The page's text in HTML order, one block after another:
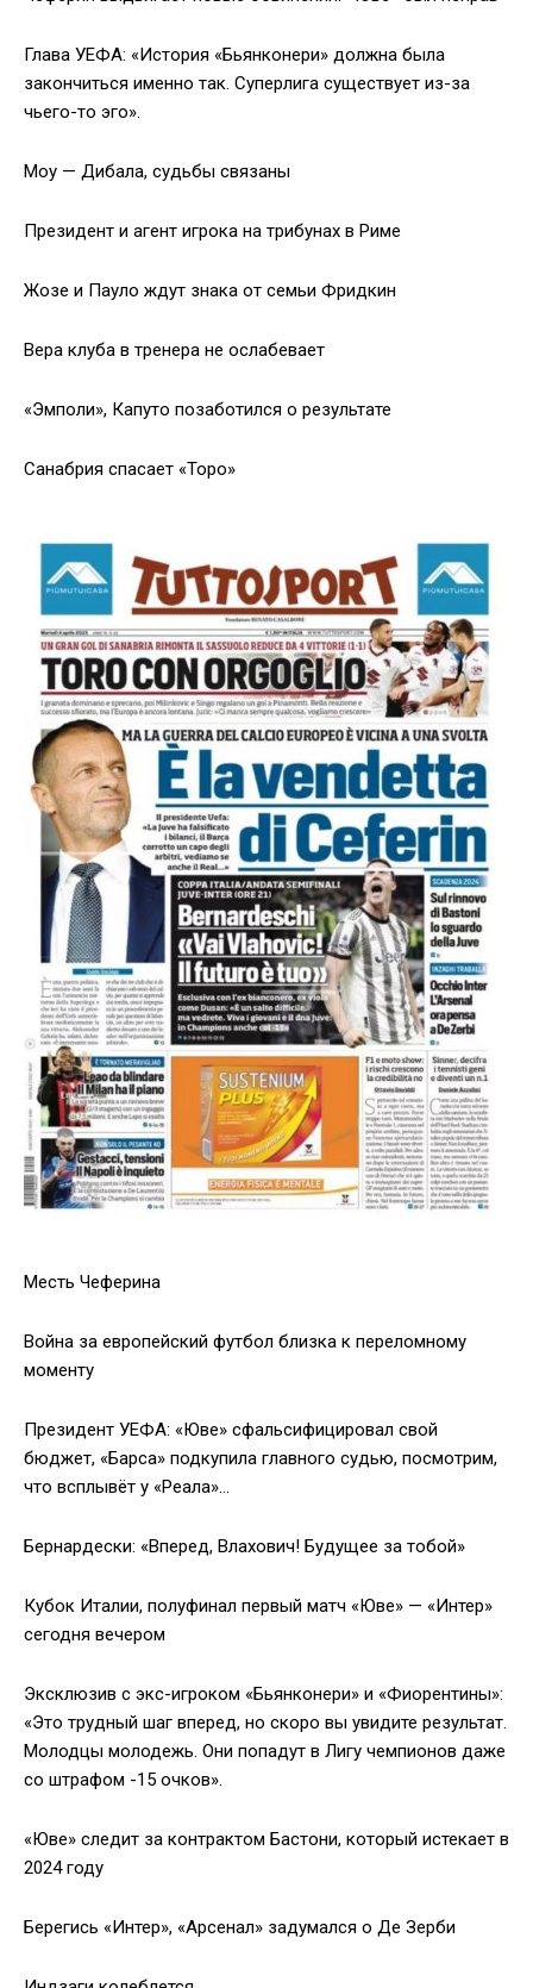
Глава УЕФА: «История «Бьянконери» должна была
закончиться именно так. Суперлига существует из-за
чьего-то эго».
Моу — Дибала, судьбы связаны
Президент и агент игрока на трибунах в Риме
Жозе и Пауло ждут знака от семьи Фридкин
Вера клуба в тренера не ослабевает
«Эмполи», Капуто позаботился о результате
Санабрия спасает «Торо»
Месть Чеферина
Война за европейский футбол близка к переломному
моменту
Президент УЕФА: «Юве» сфальсифицировал свой
бюджет, «Барса» подкупила главного судью, посмотрим,
что всплывёт у «Реала»…
Бернардески: «Вперед, Влахович! Будущее за тобой»
Кубок Италии, полуфинал первый матч «Юве» — «Интер»
сегодня вечером
Эксклюзив с экс-игроком «Бьянконери» и «Фиорентины»:
«Это трудный шаг вперед, но скоро вы увидите результат.
Молодцы молодежь. Они попадут в Лигу чемпионов даже
со штрафом -15 очков».
«Юве» следит за контрактом Бастони, который истекает в
2024 году
Берегись «Интер», «Арсенал» задумался о Де Зерби